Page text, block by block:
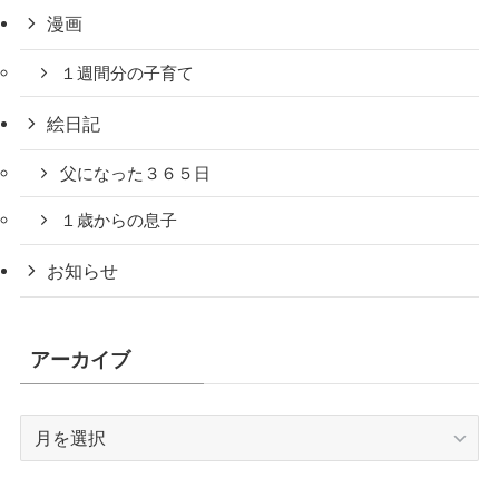
漫画
１週間分の子育て
絵日記
父になった３６５日
１歳からの息子
お知らせ
アーカイブ